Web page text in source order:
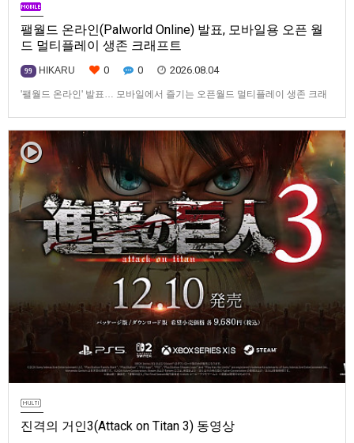
팰월드 온라인(Palworld Online) 발표, 모바일용 오픈 월
드 멀티플레이 생존 크래프트
99 HIKARU 0 0 2026.08.04
'팰월드 온라인' 발표… 모바일에서 즐기는 오픈월드 멀티플레이 생존 크래
인Pocketpair의 정식 라이선스를 받아, 글로벌 히트작 '팰월드(Palworld)'를
기반으로 한…
진격의 거인3(Attack on Titan 3) 동영상